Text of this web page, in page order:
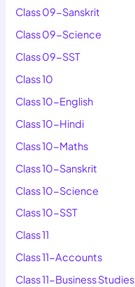
Class 09-Sanskrit
Class 09-Science
Class 09-SST
Class 10
Class 10-English
Class 10-Hindi
Class 10-Maths
Class 10-Sanskrit
Class 10-Science
Class 10-SST
Class 11
Class 11-Accounts
Class 11-Business Studies